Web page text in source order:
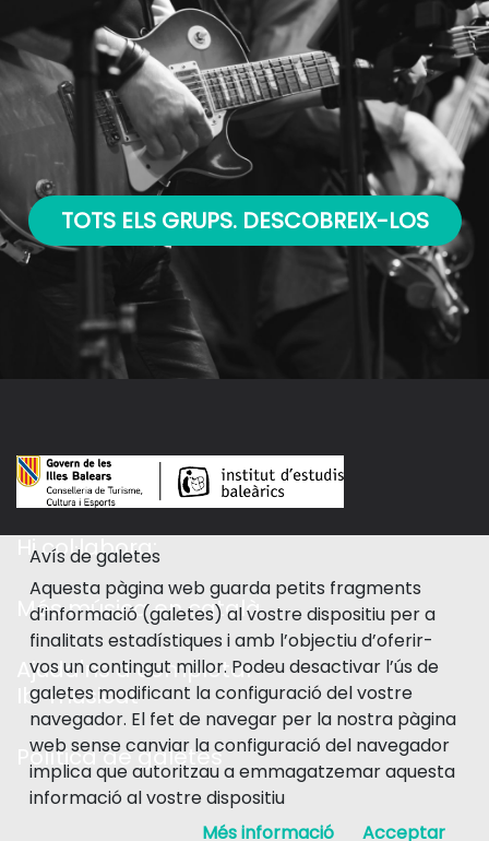
TOTS ELS GRUPS. DESCOBREIX-LOS
Hi col·labora:
Més música en català
Ajuda'ns a completar
Ib-musicat
Política de galetes
Avís de galetes
Aquesta pàgina web guarda petits fragments
d’informació (galetes) al vostre dispositiu per a
finalitats estadístiques i amb l’objectiu d’oferir-
vos un contingut millor. Podeu desactivar l’ús de
galetes modificant la configuració del vostre
navegador. El fet de navegar per la nostra pàgina
web sense canviar la configuració del navegador
implica que autoritzau a emmagatzemar aquesta
informació al vostre dispositiu
Acceptar
Més informació